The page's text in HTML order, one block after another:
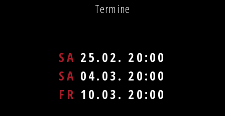
Termine
SA 25.02. 20:00
SA 04.03. 20:00
FR 10.03. 20:00